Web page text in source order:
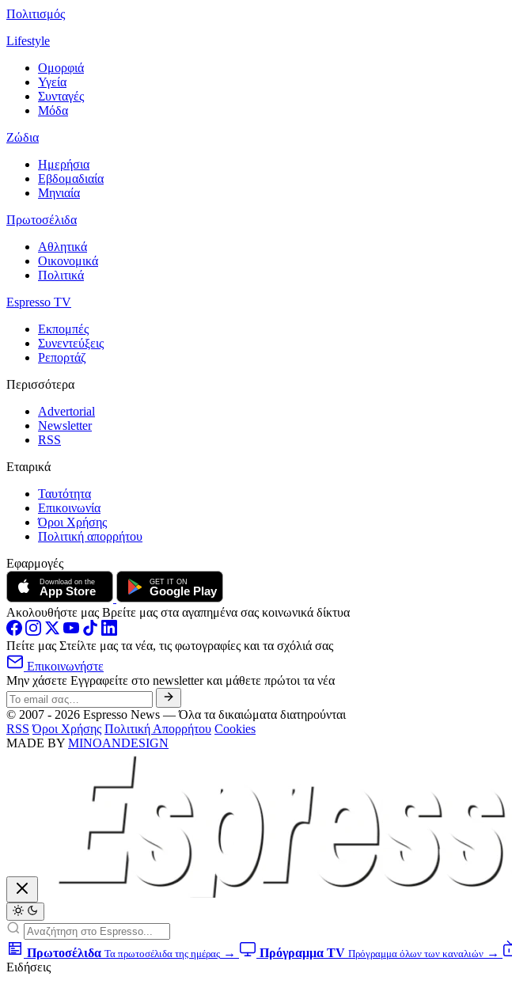
Πολιτισμός
Lifestyle
Ομορφιά
Υγεία
Συνταγές
Μόδα
Ζώδια
Ημερήσια
Εβδομαδιαία
Μηνιαία
Πρωτοσέλιδα
Αθλητικά
Οικονομικά
Πολιτικά
Espresso TV
Εκπομπές
Συνεντεύξεις
Ρεπορτάζ
Περισσότερα
Advertorial
Newsletter
RSS
Εταιρικά
Ταυτότητα
Επικοινωνία
Όροι Χρήσης
Πολιτική απορρήτου
Εφαρμογές
Download on the
App Store
GET IT ON
Google Play
Ακολουθήστε μας Βρείτε μας στα αγαπημένα σας κοινωνικά δίκτυα
Πείτε μας Στείλτε μας τα νέα, τις φωτογραφίες και τα σχόλιά σας
Επικοινωνήστε
Μην χάσετε Εγγραφείτε στο newsletter και μάθετε πρώτοι τα νέα
© 2007 - 2026 Espresso News — Όλα τα δικαιώματα διατηρούνται
RSS Όροι Χρήσης Πολιτική Απορρήτου Cookies
MADE BY MINOANDESIGN
Πρωτοσέλιδα Τα πρωτοσέλιδα της ημέρας → Πρόγραμμα TV Πρόγραμμα όλων των καναλιών →
Ειδήσεις